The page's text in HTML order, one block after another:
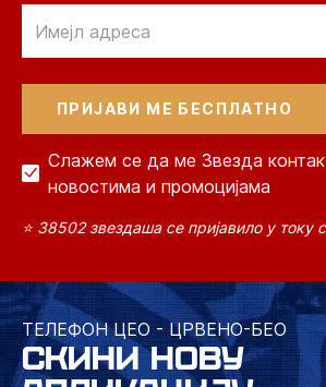
Слажем се да ме Звезда
новостима и промоцијама
⭐ 38502 звездаша се пријавило у току
ТЕЛЕФОН ЦЕО - ЦРВЕНО-БЕО
СКИНИ НОВУ